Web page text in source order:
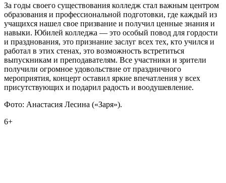
За годы своего существования колледж стал важным центром
образования и профессиональной подготовки, где каждый из
учащихся нашел свое призвание и получил ценные знания и
навыки. Юбилей колледжа — это особый повод для гордости
и празднования, это признание заслуг всех тех, кто учился и
работал в этих стенах, это возможность встретиться
выпускникам и преподавателям. Все участники и зрители
получили огромное удовольствие от праздничного
мероприятия, концерт оставил яркие впечатления у всех
присутствующих и подарил радость и воодушевление.
Фото: Анастасия Лесина («Заря»).
6+